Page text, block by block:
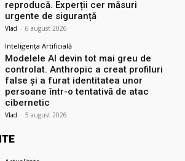
reproducă. Experții cer măsuri
urgente de siguranță
Vlad - 6 august 2026
Inteligența Artificială
Modelele AI devin tot mai greu de
controlat. Anthropic a creat profiluri
false și a furat identitatea unor
persoane într-o tentativă de atac
cibernetic
Vlad - 5 august 2026